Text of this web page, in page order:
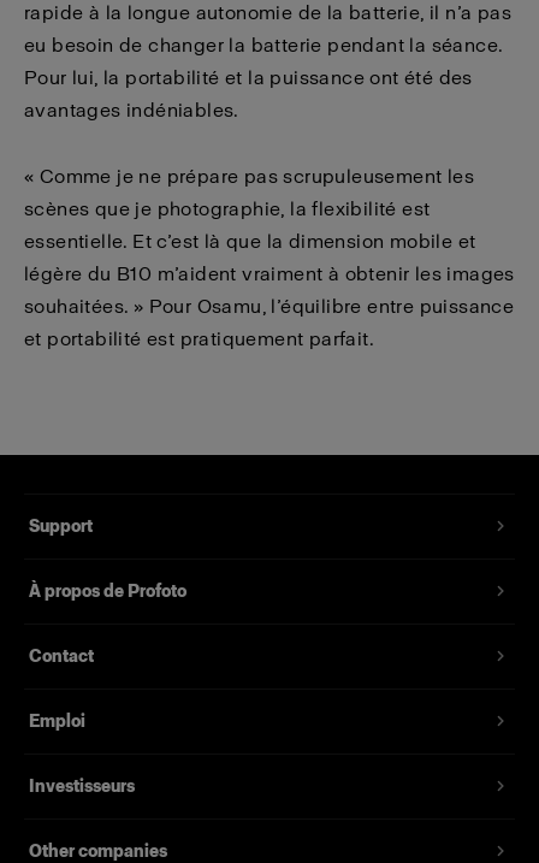
rapide à la longue autonomie de la batterie, il n’a pas
eu besoin de changer la batterie pendant la séance.
Pour lui, la portabilité et la puissance ont été des
avantages indéniables.
« Comme je ne prépare pas scrupuleusement les
scènes que je photographie, la flexibilité est
essentielle. Et c’est là que la dimension mobile et
légère du B10 m’aident vraiment à obtenir les images
souhaitées. » Pour Osamu, l’équilibre entre puissance
et portabilité est pratiquement parfait.
Support
À propos de Profoto
Contact
Emploi
Investisseurs
Other companies